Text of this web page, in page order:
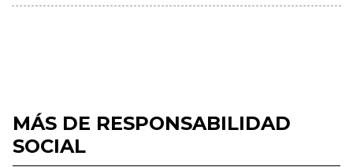
MÁS DE RESPONSABILIDAD
SOCIAL